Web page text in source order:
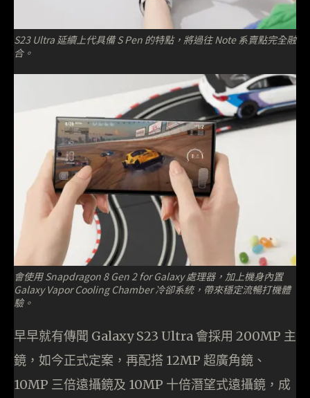
S23 Ultra 延續上代具備 S Pen 的特點，將過往 Note 系賣點完全融
合。
會使用 Snapdragon 8 Gen 2 for Galaxy 處理器，加上機身內置
Galaxy Vapor Cooling Chamber 冷卻系統，帶來穩定流暢打機體
驗。
早早就有傳聞 Galaxy S23 Ultra 會採用 200MP 主
鏡，如今正式定案，再配搭 12MP 超廣角鏡、
10MP 三倍遠攝鏡及 10MP 十倍潛望式遠攝鏡，成